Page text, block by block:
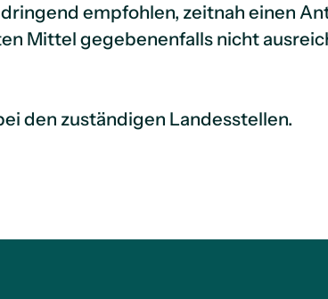
empfohlen, zeitnah einen
Mittel gegebenenfalls nicht
den zuständigen Landesstellen.